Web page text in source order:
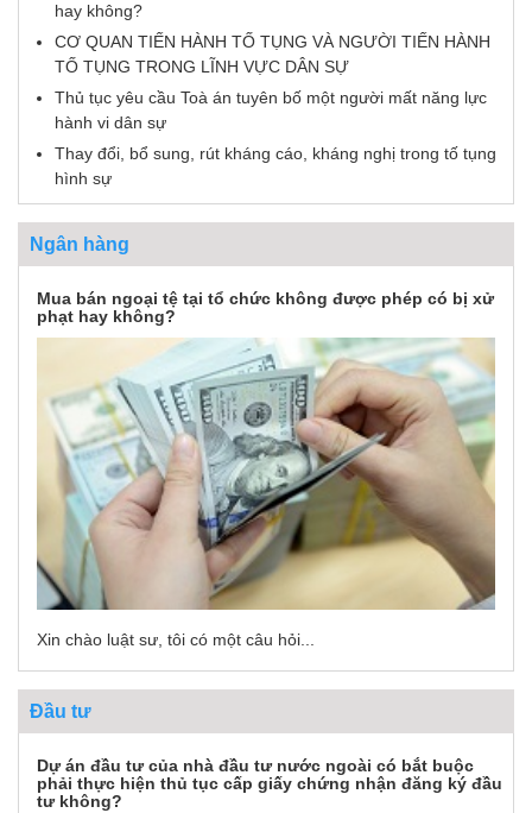
hay không?
CƠ QUAN TIẾN HÀNH TỐ TỤNG VÀ NGƯỜI TIẾN HÀNH
TỐ TỤNG TRONG LĨNH VỰC DÂN SỰ
Thủ tục yêu cầu Toà án tuyên bố một người mất năng lực
hành vi dân sự
Thay đổi, bổ sung, rút kháng cáo, kháng nghị trong tố tụng
hình sự
Ngân hàng
Mua bán ngoại tệ tại tổ chức không được phép có bị xử
phạt hay không?
Xin chào luật sư, tôi có một câu hỏi...
Đầu tư
Dự án đầu tư của nhà đầu tư nước ngoài có bắt buộc
phải thực hiện thủ tục cấp giấy chứng nhận đăng ký đầu
tư không?